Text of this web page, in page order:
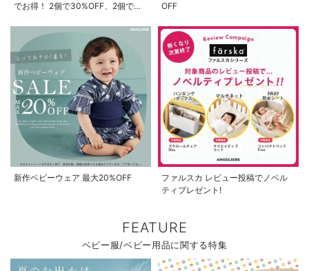
でお得！ 2個で30%OFF、2個で
OFF
新作ベビーウェア 最大20%OFF
ファルスカ レビュー投稿でノベル
ティプレゼント!
FEATURE
ベビー服/ベビー用品に関する特集